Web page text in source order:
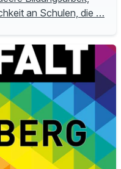
an Schulen, die …